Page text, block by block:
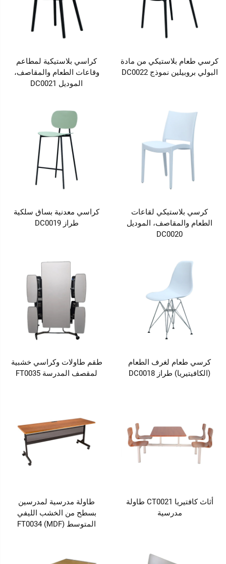
كرسي طعام بلاستيكي من مادة
البولي بروبيلين نموذج DC0022
كراسي بلاستيكية لمطاعم
وقاعات الطعام والمقاصف،
الموديل DC0021
كرسي بلاستيكي لقاعات
الطعام والمقاصف، الموديل
DC0020
كراسي معدنية بساق سلكية
طراز DC0019
كرسي طعام لغرف الطعام
(الكافيتيريا) طراز DC0018
طقم طاولات وكراسي خشبية
لمقصف المدرسة FT0035
أثاث كافتيريا CT0021 طاولة
مدرسية
طاولة مدرسية لمدرسين
بسطح من الخشب الليفي
المتوسط (MDF) FT0034